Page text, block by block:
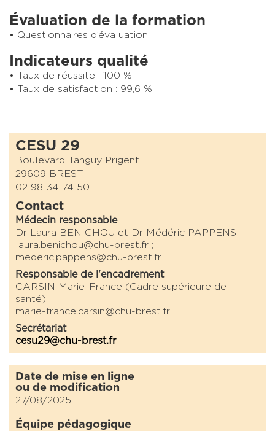
Évaluation de la formation
Questionnaires d’évaluation
Indicateurs qualité
Taux de réussite : 100 %
Taux de satisfaction : 99,6 %
CESU 29
Boulevard Tanguy Prigent
29609 BREST
02 98 34 74 50
Contact
Médecin responsable
Dr Laura BENICHOU et Dr Médéric PAPPENS
laura.benichou@chu-brest.fr ;
mederic.pappens@chu-brest.fr
Responsable de l'encadrement
CARSIN Marie-France (Cadre supérieure de
santé)
marie-france.carsin@chu-brest.fr
Secrétariat
cesu29@chu-brest.fr
Date de mise en ligne
ou de modification
27/08/2025
Équipe pédagogique